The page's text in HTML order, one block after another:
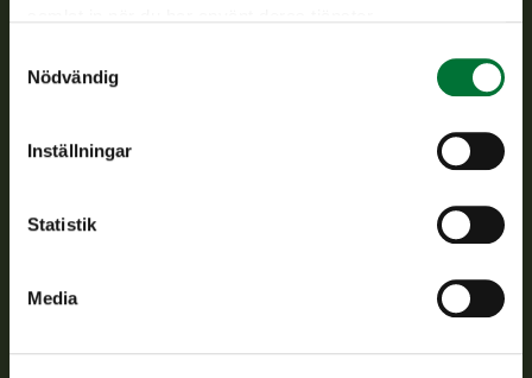
Nödvändig
Inställningar
Statistik
Media
Vardagar kl. 9–15
asiakaspalvelu@riista.fi